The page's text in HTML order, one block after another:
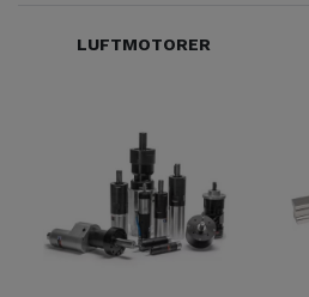
LUFTMOTORER